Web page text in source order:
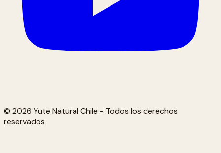
© 2026 Yute Natural Chile - Todos los derechos
reservados